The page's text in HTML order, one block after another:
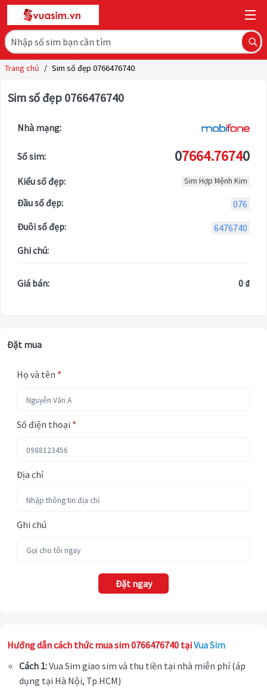
Trang chủ / Sim số đẹp 0766476740
Sim số đẹp 0766476740
Nhà mạng:
Số sim: 07664.76740
Kiểu số đẹp: Sim Hợp Mệnh Kim
Đầu số đẹp:
076
Đuôi số đẹp:
6476740
Ghi chú:
Giá bán: 0 ₫
Đặt mua
Họ và tên *
Số điện thoại *
Địa chỉ
Ghi chú
Đặt ngay
Hướng dẫn cách thức mua sim 0766476740 tạiVua Sim
Cách 1:Vua Sim giao sim và thu tiền tại nhà miễn phí (áp
dụng tại Hà Nội, Tp.HCM)